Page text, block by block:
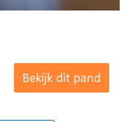
Bekijk dit pand